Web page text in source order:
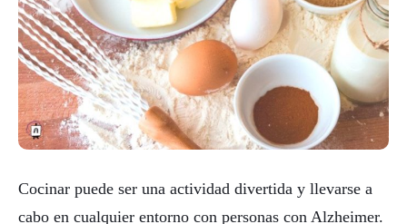
Cocinar puede ser una actividad divertida y llevarse a
cabo en cualquier entorno con personas con Alzheimer.